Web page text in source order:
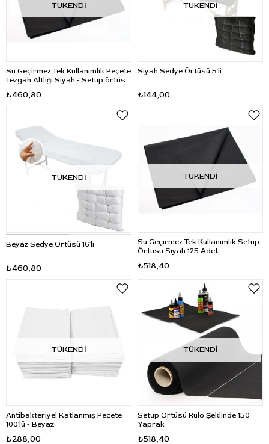
TÜKENDI
Su Geçirmez Tek Kullanımlık Peçete
Tezgah Altlığı Siyah - Setup örtüsü
₺460,80
TÜKENDI
Siyah Sedye Örtüsü 5'li
₺144,00
TÜKENDI
Beyaz Sedye Örtüsü 16'lı
₺460,80
TÜKENDI
Su Geçirmez Tek Kullanımlık Setup
Örtüsü Siyah 125 Adet
₺518,40
TÜKENDI
Antibakteriyel Katlanmış Peçete
100'lü - Beyaz
₺288,00
TÜKENDI
Setup Örtüsü Rulo Şeklinde 150
Yaprak
₺518,40